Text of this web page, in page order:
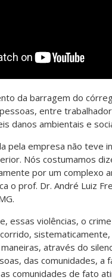
da barragem do
entre
danos ambientais e
pela empresa não teve
Nós costumamos
por um complexo
o prof. Dr. André Luiz
essas violências, o
através do
das comunidades, a
comunidades de fato